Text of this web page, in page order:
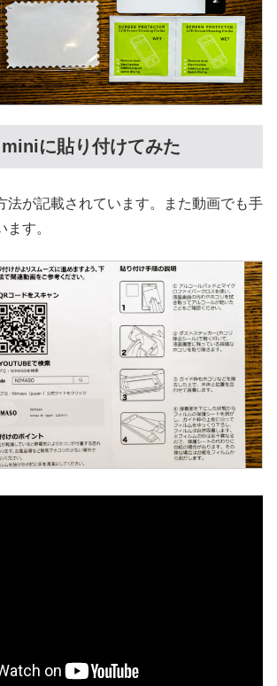
に貼り付けてみた
法が記載されています。また動画でも手
す。